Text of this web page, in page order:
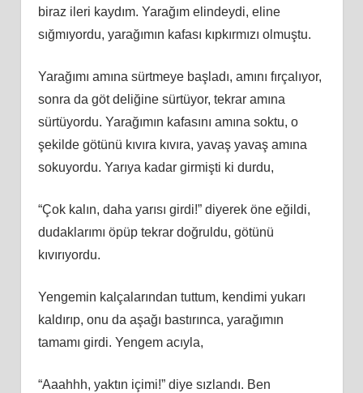
biraz ileri kaydım. Yarağım elindeydi, eline
sığmıyordu, yarağımın kafası kıpkırmızı olmuştu.
Yarağımı amına sürtmeye başladı, amını fırçalıyor,
sonra da göt deliğine sürtüyor, tekrar amına
sürtüyordu. Yarağımın kafasını amına soktu, o
şekilde götünü kıvıra kıvıra, yavaş yavaş amına
sokuyordu. Yarıya kadar girmişti ki durdu,
“Çok kalın, daha yarısı girdi!” diyerek öne eğildi,
dudaklarımı öpüp tekrar doğruldu, götünü
kıvırıyordu.
Yengemin kalçalarından tuttum, kendimi yukarı
kaldırıp, onu da aşağı bastırınca, yarağımın
tamamı girdi. Yengem acıyla,
“Aaahhh, yaktın içimi!” diye sızlandı. Ben